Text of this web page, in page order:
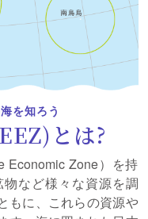
ベント」の記録映像
を募集します！
報は参考として掲載し
を知ろう
とは?
Economic Zone）を持
など様々な資源を調
もに、これらの資源や